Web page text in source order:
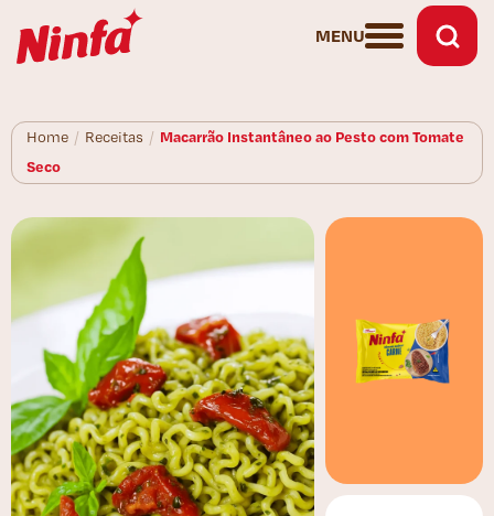
MENU
Home / Receitas / Macarrão Instantâneo ao Pesto com Tomate
Seco